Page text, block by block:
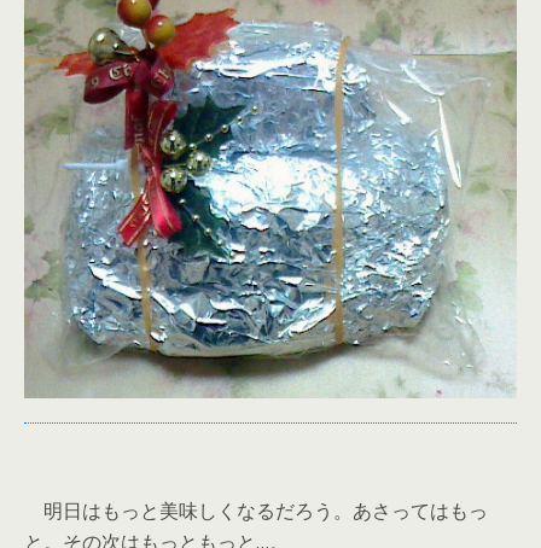
明日はもっと美味しくなるだろう。あさってはもっ
と。その次はもっともっと…。